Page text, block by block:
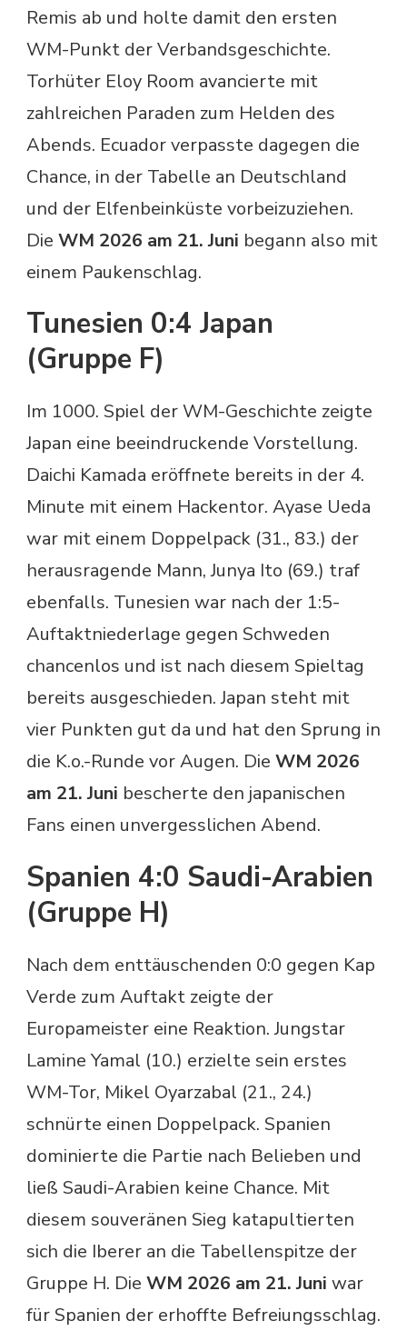
Remis ab und holte damit den ersten
WM-Punkt der Verbandsgeschichte.
Torhüter Eloy Room avancierte mit
zahlreichen Paraden zum Helden des
Abends. Ecuador verpasste dagegen die
Chance, in der Tabelle an Deutschland
und der Elfenbeinküste vorbeizuziehen.
Die WM 2026 am 21. Juni begann also mit
einem Paukenschlag.
Tunesien 0:4 Japan
(Gruppe F)
Im 1000. Spiel der WM-Geschichte zeigte
Japan eine beeindruckende Vorstellung.
Daichi Kamada eröffnete bereits in der 4.
Minute mit einem Hackentor. Ayase Ueda
war mit einem Doppelpack (31., 83.) der
herausragende Mann, Junya Ito (69.) traf
ebenfalls. Tunesien war nach der 1:5-
Auftaktniederlage gegen Schweden
chancenlos und ist nach diesem Spieltag
bereits ausgeschieden. Japan steht mit
vier Punkten gut da und hat den Sprung in
die K.o.-Runde vor Augen. Die WM 2026
am 21. Juni bescherte den japanischen
Fans einen unvergesslichen Abend.
Spanien 4:0 Saudi-Arabien
(Gruppe H)
Nach dem enttäuschenden 0:0 gegen Kap
Verde zum Auftakt zeigte der
Europameister eine Reaktion. Jungstar
Lamine Yamal (10.) erzielte sein erstes
WM-Tor, Mikel Oyarzabal (21., 24.)
schnürte einen Doppelpack. Spanien
dominierte die Partie nach Belieben und
ließ Saudi-Arabien keine Chance. Mit
diesem souveränen Sieg katapultierten
sich die Iberer an die Tabellenspitze der
Gruppe H. Die WM 2026 am 21. Juni war
für Spanien der erhoffte Befreiungsschlag.